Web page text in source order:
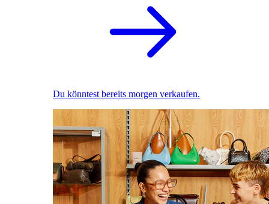
Du könntest bereits morgen verkaufen.